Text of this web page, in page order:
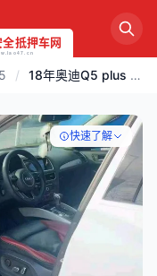
/ 18年奥迪Q5 plus 四驱高配
快速了解